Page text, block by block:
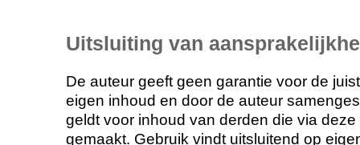
Uitsluiting van
De auteur geeft geen garantie voor de
eigen inhoud en door de auteur
geldt voor inhoud van derden die via
gemaakt. Gebruik vindt uitsluitend op